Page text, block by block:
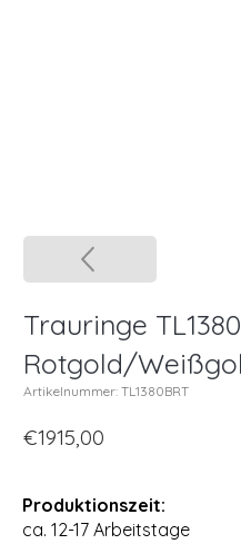
Trauringe
Rotgold/
Artikelnummer: TL1380BRT
€1915,00
Produktionszeit:
ca. 12-17 Arbeitstage